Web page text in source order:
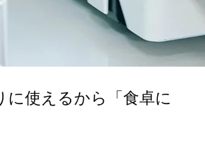
に使えるから「食卓に